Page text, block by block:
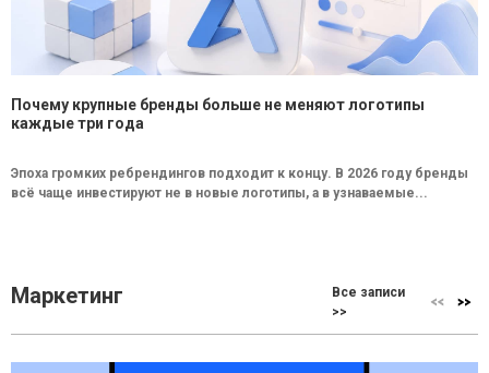
Почему крупные бренды больше не меняют логотипы
каждые три года
Эпоха громких ребрендингов подходит к концу. В 2026 году бренды
всё чаще инвестируют не в новые логотипы, а в узнаваемые...
Маркетинг
Все записи
>>